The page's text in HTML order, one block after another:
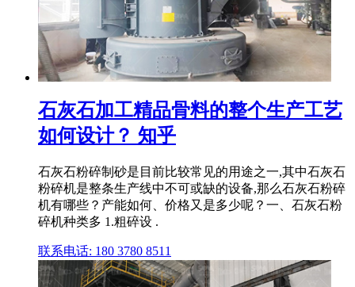
石灰石加工精品骨料的整个生产工艺
如何设计？ 知乎
石灰石粉碎制砂是目前比较常见的用途之一,其中石灰石
粉碎机是整条生产线中不可或缺的设备,那么石灰石粉碎
机有哪些？产能如何、价格又是多少呢？一、石灰石粉
碎机种类多 1.粗碎设 .
联系电话: 180 3780 8511